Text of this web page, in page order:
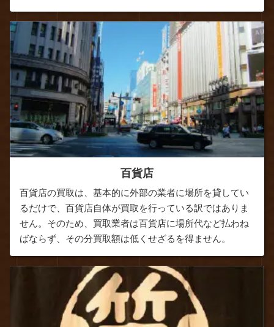
百貨店
百貨店の買取は、基本的に外部の業者に場所を貸してい
るだけで、百貨店自体が買取を行っている訳ではありま
せん。そのため、買取業者は百貨店に場所代など払わね
ばならず、その分買取額は低くせざるを得ません。